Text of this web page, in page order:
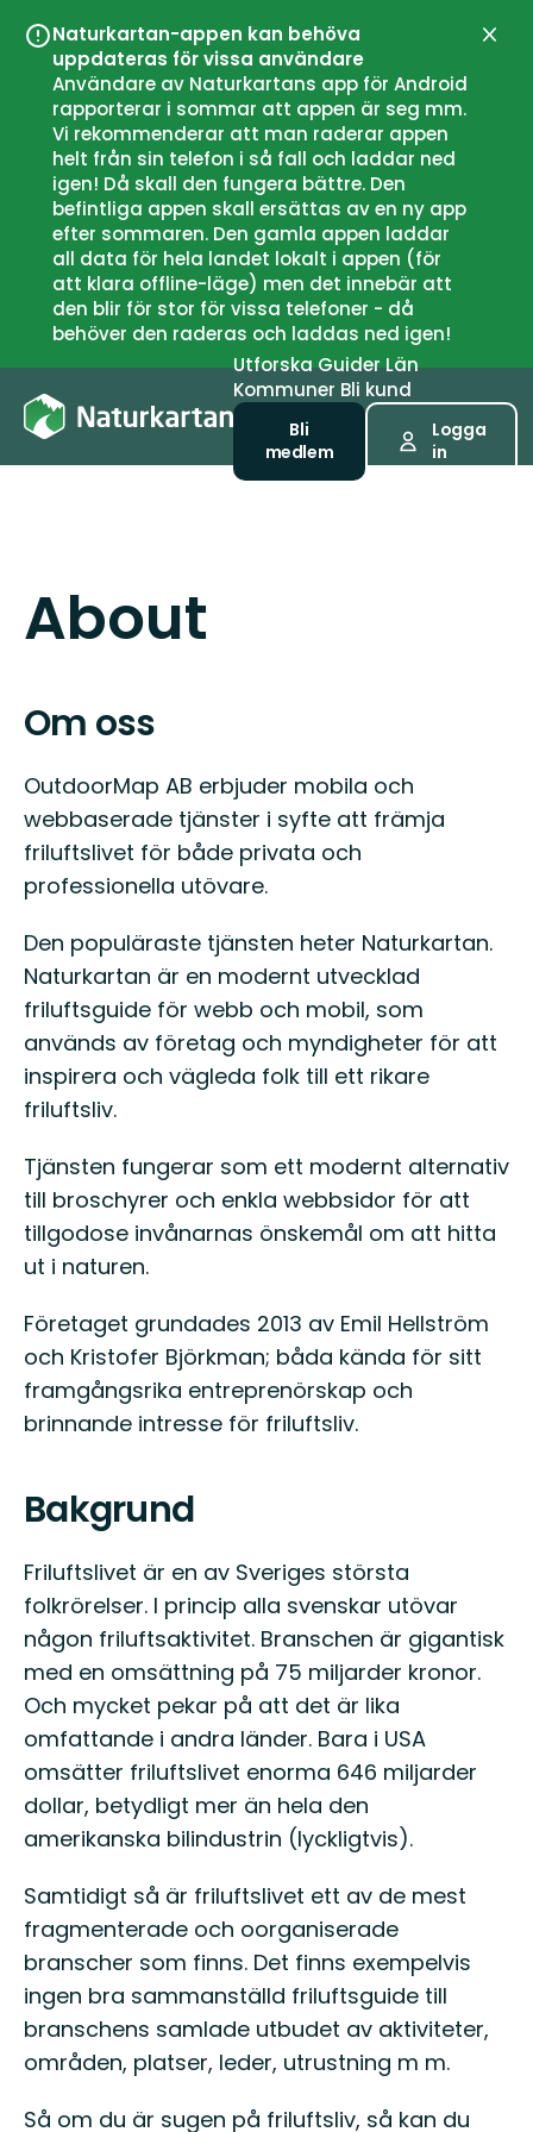
Naturkartan-appen kan behöva
uppdateras för vissa användare
Användare av Naturkartans app för Android
rapporterar i sommar att appen är seg mm.
Vi rekommenderar att man raderar appen
helt från sin telefon i så fall och laddar ned
igen! Då skall den fungera bättre. Den
befintliga appen skall ersättas av en ny app
efter sommaren. Den gamla appen laddar
all data för hela landet lokalt i appen (för
att klara offline-läge) men det innebär att
den blir för stor för vissa telefoner - då
behöver den raderas och laddas ned igen!
UtforskaGuiderLän
Kommuner Bli kund
Bli
medlem
Logga
in
About
Om oss
OutdoorMap AB erbjuder mobila och
webbaserade tjänster i syfte att främja
friluftslivet för både privata och
professionella utövare.
Den populäraste tjänsten heter Naturkartan.
Naturkartan är en modernt utvecklad
friluftsguide för webb och mobil, som
används av företag och myndigheter för att
inspirera och vägleda folk till ett rikare
friluftsliv.
Tjänsten fungerar som ett modernt alternativ
till broschyrer och enkla webbsidor för att
tillgodose invånarnas önskemål om att hitta
ut i naturen.
Företaget grundades 2013 av Emil Hellström
och Kristofer Björkman; båda kända för sitt
framgångsrika entreprenörskap och
brinnande intresse för friluftsliv.
Bakgrund
Friluftslivet är en av Sveriges största
folkrörelser. I princip alla svenskar utövar
någon friluftsaktivitet. Branschen är gigantisk
med en omsättning på 75 miljarder kronor.
Och mycket pekar på att det är lika
omfattande i andra länder. Bara i USA
omsätter friluftslivet enorma 646 miljarder
dollar, betydligt mer än hela den
amerikanska bilindustrin (lyckligtvis).
Samtidigt så är friluftslivet ett av de mest
fragmenterade och oorganiserade
branscher som finns. Det finns exempelvis
ingen bra sammanställd friluftsguide till
branschens samlade utbudet av aktiviteter,
områden, platser, leder, utrustning m m.
Så om du är sugen på friluftsliv, så kan du